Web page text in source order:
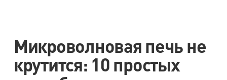
Микроволновая печь не
крутится: 10 простых